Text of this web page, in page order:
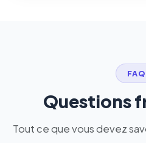
FAQ
Questions
Tout ce que vous devez